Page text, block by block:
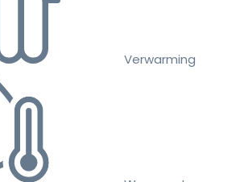
Verwarming